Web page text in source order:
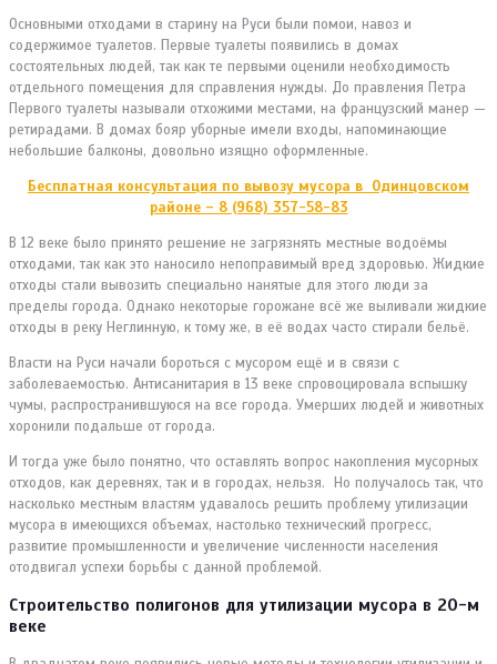
Основными отходами в старину на Руси были помои, навоз и
содержимое туалетов. Первые туалеты появились в домах
состоятельных людей, так как те первыми оценили необходимость
отдельного помещения для справления нужды. До правления Петра
Первого туалеты называли отхожими местами, на французский манер —
ретирадами. В домах бояр уборные имели входы, напоминающие
небольшие балконы, довольно изящно оформленные.
Бесплатная консультация по вывозу мусора в Одинцовском
районе – 8 (968) 357-58-83
В 12 веке было принято решение не загрязнять местные водоёмы
отходами, так как это наносило непоправимый вред здоровью. Жидкие
отходы стали вывозить специально нанятые для этого люди за
пределы города. Однако некоторые горожане всё же выливали жидкие
отходы в реку Неглинную, к тому же, в её водах часто стирали бельё.
Власти на Руси начали бороться с мусором ещё и в связи с
заболеваемостью. Антисанитария в 13 веке спровоцировала вспышку
чумы, распространившуюся на все города. Умерших людей и животных
хоронили подальше от города.
И тогда уже было понятно, что оставлять вопрос накопления мусорных
отходов, как деревнях, так и в городах, нельзя. Но получалось так, что
насколько местным властям удавалось решить проблему утилизации
мусора в имеющихся объемах, настолько технический прогресс,
развитие промышленности и увеличение численности населения
отодвигал успехи борьбы с данной проблемой.
Строительство полигонов для утилизации мусора в 20-м
веке